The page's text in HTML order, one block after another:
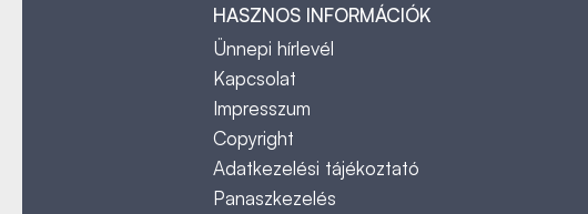
HASZNOS INFORMÁCIÓK
Ünnepi hírlevél
Kapcsolat
Impresszum
Copyright
Adatkezelési tájékoztató
Panaszkezelés